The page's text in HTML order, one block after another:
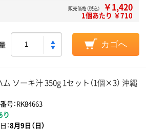
販売価格（税込） ￥1,420
1個あたり ￥710
カゴへ
ム ソーキ汁 350g 1セット（1個×3） 沖縄
号：RK84663
り
：8月9日（日）